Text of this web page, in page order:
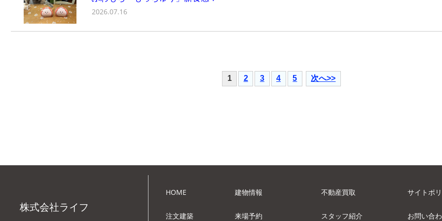
2026.07.16
1 2 3 4 5 次へ>>
株式会社ライフ
HOME
注文建築
建物情報
来場予約
不動産買取
スタッフ紹介
サイトポ
お問い合